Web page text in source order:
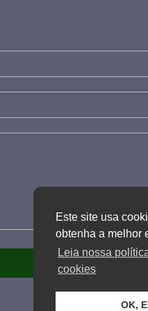
Este site usa
obtenha a melhor
Leia nossa
cookies
OK,